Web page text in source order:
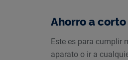
Ahorro a
Este es para cumplir
aparato o ir a